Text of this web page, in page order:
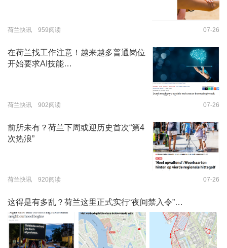
荷兰快讯 959阅读 07-26
在荷兰找工作注意！越来越多普通岗位
开始要求AI技能…
荷兰快讯 902阅读 07-26
前所未有？荷兰下周或迎历史首次“第4
次热浪”
荷兰快讯 920阅读 07-26
这得是有多乱？荷兰这里正式实行“夜间禁入令”…